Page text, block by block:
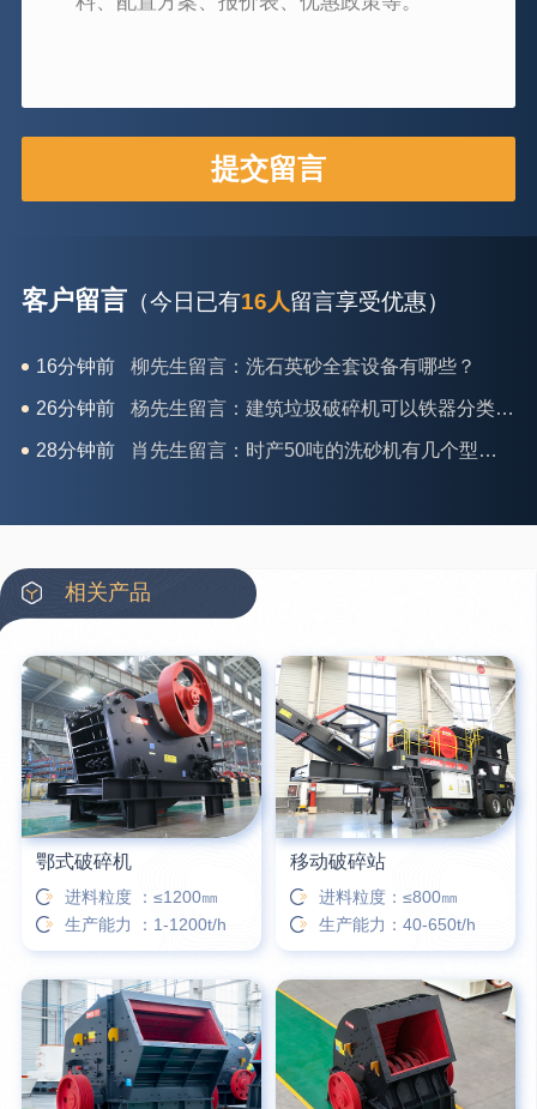
客户留言 （今日已有16人留言享受优惠）
26分钟前 杨先生留言：建筑垃圾破碎机可以铁器分类吗？
28分钟前 肖先生留言：时产50吨的洗砂机有几个型号？
31分钟前 马女士留言：我想咨询一条生产线，你们能做吗？
蒋先生留言：硬岩颚式破碎机带不带电机？
3分钟前 王先生留言：水泥厂熟料能破碎吗？推荐用什么机器？
6分钟前 姚女士留言：这款破碎机一小时产能多大？是用电的还是燃油的？
12分钟前 宋先生留言：50吨左右的制砂机大概什么价位？
16分钟前 柳先生留言：洗石英砂全套设备有哪些？
相关产品
鄂式破碎机
进料粒度 ：≤1200㎜
生产能力 ：1-1200t/h
移动破碎站
进料粒度：≤800㎜
生产能力：40-650t/h